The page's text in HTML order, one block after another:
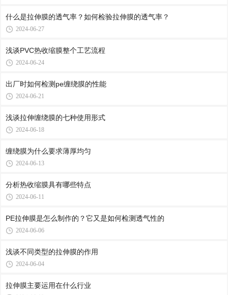
什么是拉伸膜的透气率？如何检验拉伸膜的透气率？
2024-06-27
浅谈PVC热收缩膜整个工艺流程
2024-06-24
出厂时如何检测pe缠绕膜的性能
2024-06-21
浅谈拉伸缠绕膜的七种使用形式
2024-06-18
缠绕膜为什么要求薄厚均匀
2024-06-13
分析热收缩膜具有哪些特点
2024-06-11
PE拉伸膜是怎么制作的？它又是如何检测透气性的
2024-06-06
浅谈不同类型的拉伸膜的作用
2024-06-04
拉伸膜主要运用在什么行业